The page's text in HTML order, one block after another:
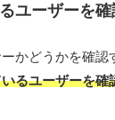
ユーザーを確
かどうかを確認
るユーザーを確